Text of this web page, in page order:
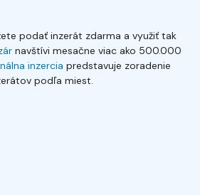
podať inzerát zdarma a využiť tak
navštívi mesačne viac ako 500.000
inzercia predstavuje zoradenie
podľa miest.